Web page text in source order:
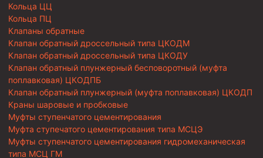
Кольца ЦЦ
Кольца ПЦ
Клапаны обратные
Клапан обратный дроссельный типа ЦКОДМ
Клапан обратный дроссельный типа ЦКОДУ
Клапан обратный плунжерный бесповоротный (муфта
поплавковая) ЦКОДПБ
Клапан обратный плунжерный (муфта поплавковая) ЦКОДП
Краны шаровые и пробковые
Муфты ступенчатого цементирования
Муфта ступечатого цементирования типа МСЦЭ
Муфты ступенчатого цементирования гидромеханическая
типа МСЦ ГМ